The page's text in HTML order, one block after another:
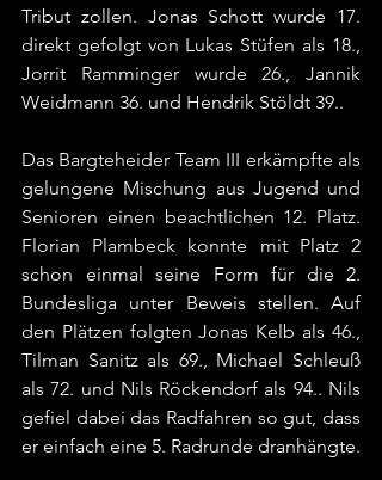
Tribut zollen. Jonas Schott wurde 17.
direkt gefolgt von Lukas Stüfen als 18.,
Jorrit Ramminger wurde 26., Jannik
Weidmann 36. und Hendrik Stöldt 39..
Das Bargteheider Team III erkämpfte als
gelungene Mischung aus Jugend und
Senioren einen beachtlichen 12. Platz.
Florian Plambeck konnte mit Platz 2
schon einmal seine Form für die 2.
Bundesliga unter Beweis stellen. Auf
den Plätzen folgten Jonas Kelb als 46.,
Tilman Sanitz als 69., Michael Schleuß
als 72. und Nils Röckendorf als 94.. Nils
gefiel dabei das Radfahren so gut, dass
er einfach eine 5. Radrunde dranhängte.